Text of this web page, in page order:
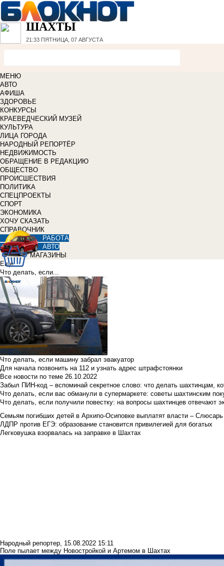
ШАХТЫ
21:33 ПЯТНИЦА, 07 АВГУСТА
МЕНЮ
АВТО
АФИША
ЗДОРОВЬЕ
КОНКУРСЫ
КРАЕВЕДЧЕСКИЙ МУЗЕЙ
КУЛЬТУРА
ЛИЦА ГОРОДА
НАРОДНЫЙ РЕПОРТЁР
НЕДВИЖИМОСТЬ
ОБРАЩЕНИЕ В РЕДАКЦИЮ
ОБЩЕСТВО
ПРОИСШЕСТВИЯ
ПОЛИТИКА
СПЕЦПРОЕКТЫ
СПОРТ
ЭКОНОМИКА
ХОЧУ СКАЗАТЬ
СПРАВОЧНИК
РАБОТА
АВТО
МАГАЗИНЫ
Еще
Что делать, если...
Что делать, если машину забрал эвакуатор
Для начала позвонить на 112 и узнать адрес штрафстоянки
Все новости по теме 26.10.2022
Забыл ПИН-код – вспоминай секретное слово: что делать шахтинцам,
Что делать, если вас обманули в супермаркете: советы шахтинским
Что делать, если получили повестку: на вопросы шахтинцев отвечают
Семьям погибших детей в Архипо-Осиповке выплатят власти – Слюсарь
ЛДПР против ЕГЭ: образование становится привилегией для богатых
Легковушка взорвалась на заправке в Шахтах
Народный репортер, 15.08.2022 15:11
Поле пылает между Новостройкой и Артемом в Шахтах